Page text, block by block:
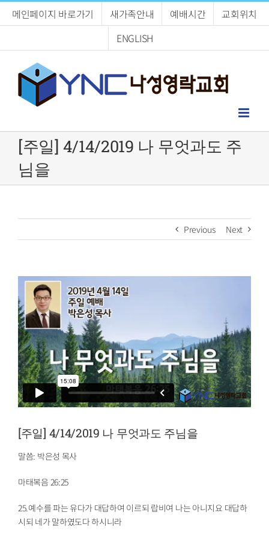
메인페이지 바로가기 새가족안내 예배시간
교회위치
ENGLISH
[주일] 4/14/2019 나 무엇과도 주
님을
Previous Next
[주일] 4/14/2019 나 무엇과도 주님을
말씀: 박은성 목사
마태복음 26:25
25.예수를 파는 유다가 대답하여 이르되 랍비여 나는 아니지요 대답하
시되 네가 말하였도다 하시니라